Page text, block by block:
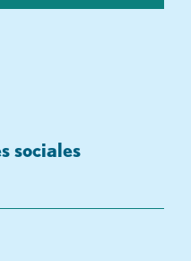
sociales